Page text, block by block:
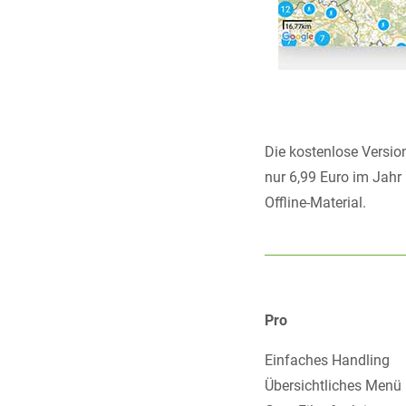
Die kostenlose
nur 6,99 Euro im
Offline-Material.
Pro
Einfaches Handling
Übersichtliches Menü